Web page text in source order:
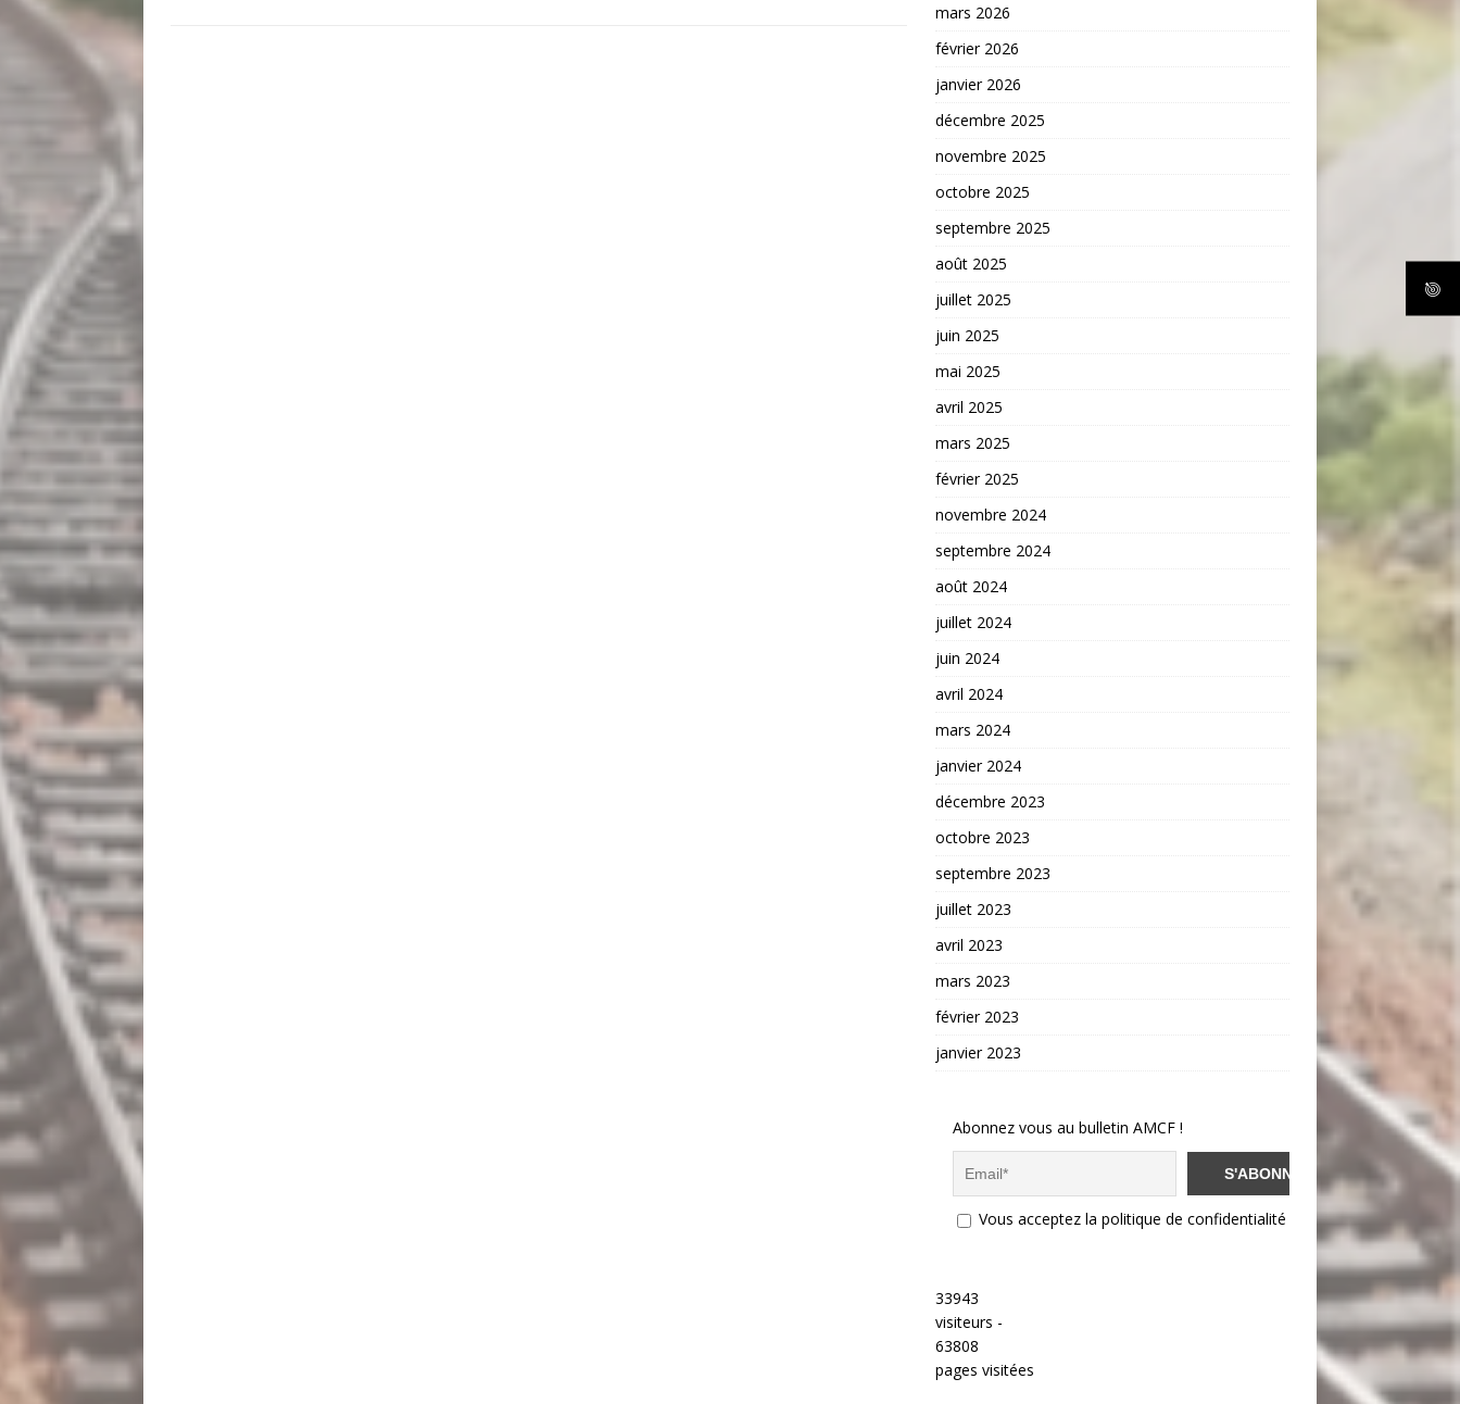
mars 2026
février 2026
janvier 2026
décembre 2025
novembre 2025
octobre 2025
septembre 2025
août 2025
juillet 2025
juin 2025
mai 2025
avril 2025
mars 2025
février 2025
novembre 2024
septembre 2024
août 2024
juillet 2024
juin 2024
avril 2024
mars 2024
janvier 2024
décembre 2023
octobre 2023
septembre 2023
juillet 2023
avril 2023
mars 2023
février 2023
janvier 2023
Abonnez vous au bulletin AMCF !
Vous acceptez la politique de confidentialité
33943
visiteurs -
63808
pages visitées